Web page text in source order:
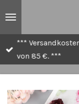
***
von 85 €. ***